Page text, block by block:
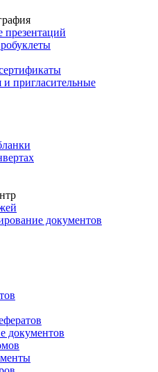
презентаций
пригласительные
документов
документов